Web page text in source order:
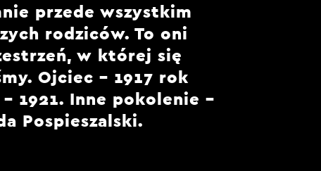
przede wszystkim
rodziców. To oni
w której się
Ojciec – 1917 rok
1921. Inne pokolenie –
Pospieszalski.